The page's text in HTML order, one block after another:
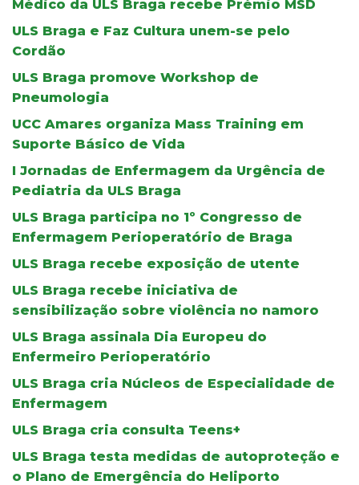
Médico da ULS Braga recebe Prémio MSD
ULS Braga e Faz Cultura unem-se pelo
Cordão
ULS Braga promove Workshop de
Pneumologia
UCC Amares organiza Mass Training em
Suporte Básico de Vida
I Jornadas de Enfermagem da Urgência de
Pediatria da ULS Braga
ULS Braga participa no 1º Congresso de
Enfermagem Perioperatório de Braga
ULS Braga recebe exposição de utente
ULS Braga recebe iniciativa de
sensibilização sobre violência no namoro
ULS Braga assinala Dia Europeu do
Enfermeiro Perioperatório
ULS Braga cria Núcleos de Especialidade de
Enfermagem
ULS Braga cria consulta Teens+
ULS Braga testa medidas de autoproteção e
o Plano de Emergência do Heliporto